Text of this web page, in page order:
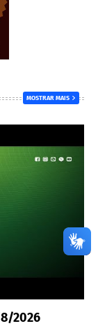
MOSTRAR MAIS
2026